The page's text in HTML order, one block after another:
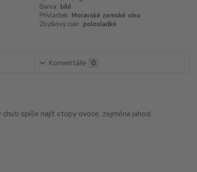
Barva: bílé
Přívlastek: Moravské zemské víno
Zbytkový cukr: polosladké
Komentáře 0
spíše najít stopy ovoce, zejména jahod.